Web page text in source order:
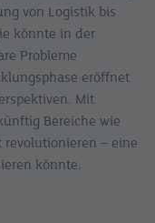
von Logistik bis
könnte in der
Probleme
eröffnet
Mit
Bereiche wie
– eine
könnte.